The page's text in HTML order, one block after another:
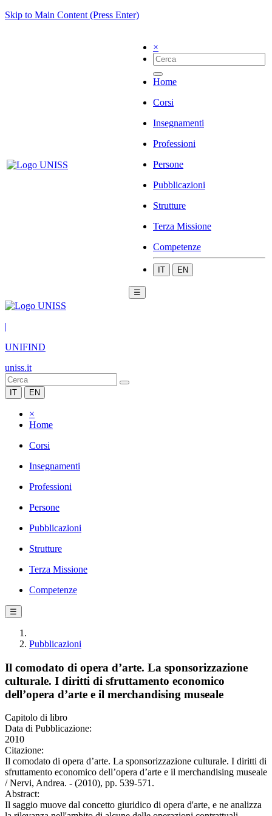
Skip to Main Content (Press Enter)
×
Home
Corsi
Insegnamenti
Professioni
Persone
Pubblicazioni
Strutture
Terza Missione
Competenze
IT EN
☰
|
UNIFIND
uniss.it
IT EN
×
Home
Corsi
Insegnamenti
Professioni
Persone
Pubblicazioni
Strutture
Terza Missione
Competenze
☰
Pubblicazioni
Il comodato di opera d’arte. La sponsorizzazione
culturale. I diritti di sfruttamento economico
dell’opera d’arte e il merchandising museale
Capitolo di libro
Data di Pubblicazione:
2010
Citazione:
Il comodato di opera d’arte. La sponsorizzazione culturale. I diritti di
sfruttamento economico dell’opera d’arte e il merchandising museale
/ Nervi, Andrea. - (2010), pp. 539-571.
Abstract:
Il saggio muove dal concetto giuridico di opera d'arte, e ne analizza